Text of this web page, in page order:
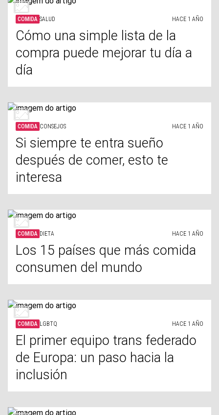
COMIDA SALUD HACE 1 AÑO
Cómo una simple lista de la
compra puede mejorar tu día a
día
COMIDA CONSEJOS HACE 1 AÑO
Si siempre te entra sueño
después de comer, esto te
interesa
COMIDA DIETA HACE 1 AÑO
Los 15 países que más comida
consumen del mundo
COMIDA LGBTQ HACE 1 AÑO
El primer equipo trans federado
de Europa: un paso hacia la
inclusión